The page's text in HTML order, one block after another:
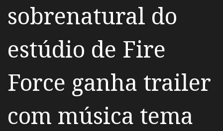
sobrenatural do
estúdio de Fire
Force ganha trailer
com música tema